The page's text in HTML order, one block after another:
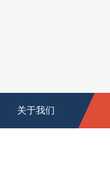
关于我们